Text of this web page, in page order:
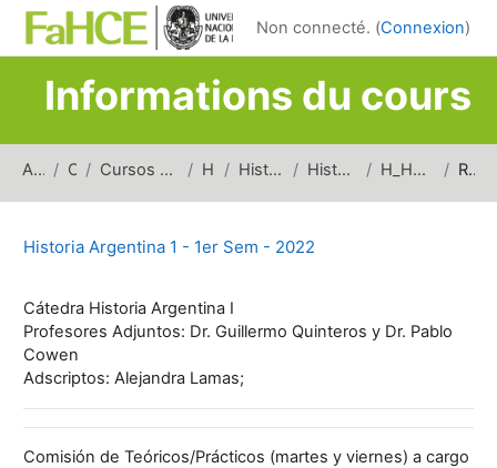
Passer au contenu principal
Non connecté. (Connexion)
Informations du cours
Accueil Cours Cursos de carreras de grado Historia Historia Argentina Historia Argentina 1 H_HA1_1erSem_2022 Résumé
Historia Argentina 1 - 1er Sem - 2022
Cátedra Historia Argentina I
Profesores Adjuntos: Dr. Guillermo Quinteros y Dr. Pablo
Cowen
Adscriptos: Alejandra Lamas;
Comisión de Teóricos/Prácticos (martes y viernes) a cargo